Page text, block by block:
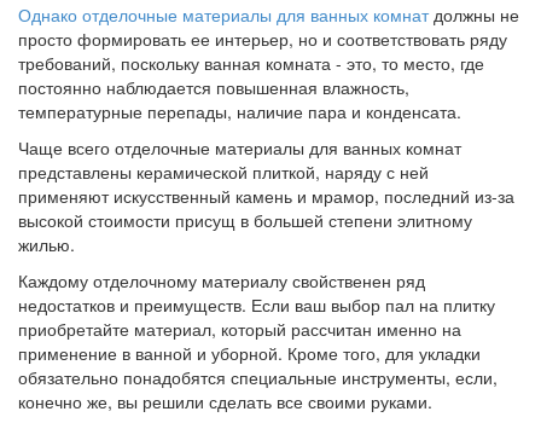
Однако отделочные материалы для ванных комнатдолжны не
просто формировать ее интерьер, но и соответствовать ряду
требований, поскольку ванная комната - это, то место, где
постоянно наблюдается повышенная влажность,
температурные перепады, наличие пара и конденсата.
Чаще всего отделочные материалы для ванных комнат
представлены керамической плиткой, наряду с ней
применяют искусственный камень и мрамор, последний из-за
высокой стоимости присущ в большей степени элитному
жилью.
Каждому отделочному материалу свойственен ряд
недостатков и преимуществ. Если ваш выбор пал на плитку
приобретайте материал, который рассчитан именно на
применение в ванной и уборной. Кроме того, для укладки
обязательно понадобятся специальные инструменты, если,
конечно же, вы решили сделать все своими руками.